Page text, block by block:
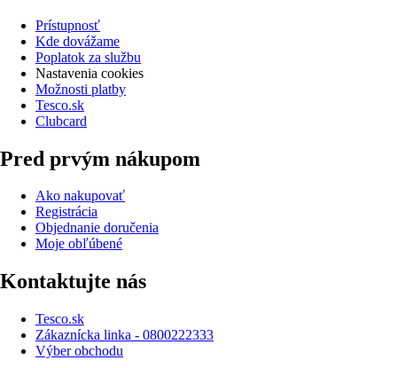
Prístupnosť
Kde dovážame
Poplatok za službu
Nastavenia cookies
Možnosti platby
Tesco.sk
Clubcard
Pred prvým nákupom
Ako nakupovať
Registrácia
Objednanie doručenia
Moje obľúbené
Kontaktujte nás
Tesco.sk
Zákaznícka linka - 0800222333
Výber obchodu